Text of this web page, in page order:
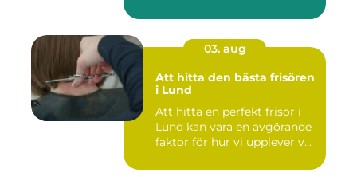
03. aug
Att hitta den bästa frisören
i Lund
Att hitta en perfekt frisör i
Lund kan vara en avgörande
faktor för hur vi upplever v...